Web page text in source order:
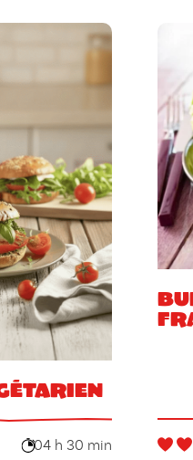
04 h 30 min